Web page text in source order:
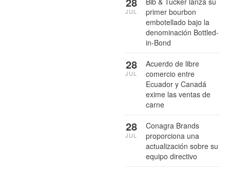
primer bourbon
embotellado bajo la
denominación Bottled-
in-Bond
JUL
Acuerdo de libre
comercio entre
Ecuador y Canadá
exime las ventas de
carne
28
JUL
Conagra Brands
proporciona una
actualización sobre su
equipo directivo
28
JUL